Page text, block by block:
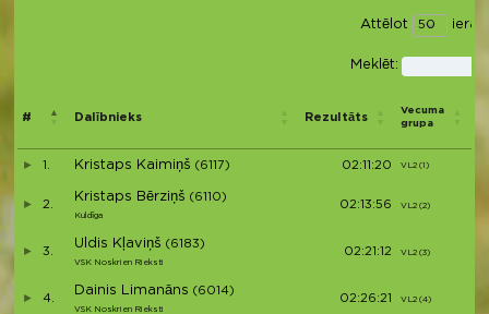
Attēlot
Meklēt:
# Dalībnieks Rezultāts
Vecuma
grupa
1. Kristaps Kaimiņš (6117) 02:11:20 VL2 (1)
2.
Kristaps Bērziņš (6110)
Kuldīga
02:13:56 VL2 (2)
3.
Uldis Kļaviņš (6183)
VSK Noskrien Rieksti
02:21:12 VL2 (3)
4.
Dainis Limanāns (6014)
VSK Noskrien Rieksti
02:26:21 VL2 (4)